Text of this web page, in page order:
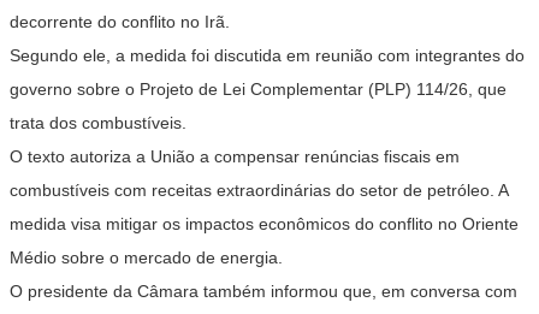
decorrente do conflito no Irã.
Segundo ele, a medida foi discutida em reunião com integrantes do
governo sobre o Projeto de Lei Complementar (PLP) 114/26, que
trata dos combustíveis.
O texto autoriza a União a compensar renúncias fiscais em
combustíveis com receitas extraordinárias do setor de petróleo. A
medida visa mitigar os impactos econômicos do conflito no Oriente
Médio sobre o mercado de energia.
O presidente da Câmara também informou que, em conversa com